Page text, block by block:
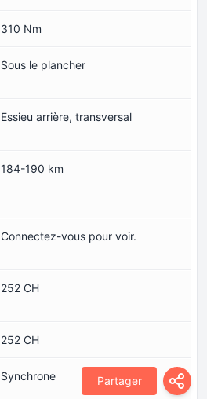
Partager
310 Nm
Sous le plancher
Essieu arrière, transversal
184-190 km
Connectez-vous pour voir.
252 CH
252 CH
Synchrone